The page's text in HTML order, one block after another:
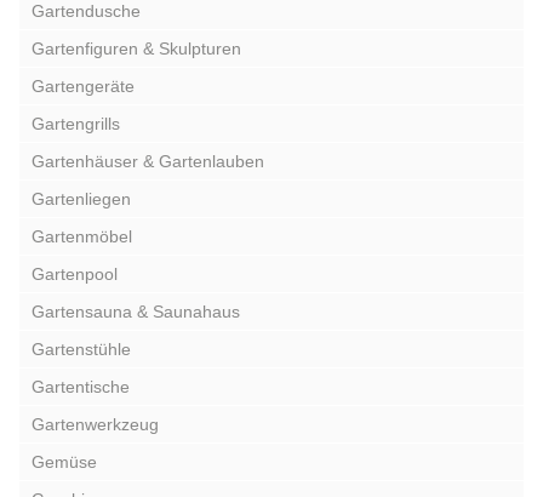
Gartendusche
Gartenfiguren & Skulpturen
Gartengeräte
Gartengrills
Gartenhäuser & Gartenlauben
Gartenliegen
Gartenmöbel
Gartenpool
Gartensauna & Saunahaus
Gartenstühle
Gartentische
Gartenwerkzeug
Gemüse